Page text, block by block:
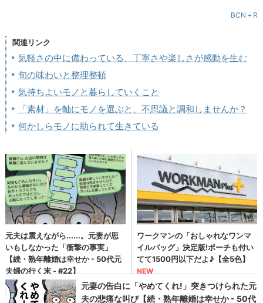
BCN＋R
関連リンク
気軽さの中に備わっている、丁寧さや楽しさが感動を生む
旬の味わいと整理整頓
気持ちよいモノと暮らしていくこと
「素材」を軸にモノを選ぶと、不思議と調和しませんか？
何かしらモノに助られて生きている